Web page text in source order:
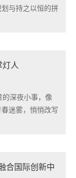
与持之以恒的拼
语成绩一次性通
灯人
深夜小事，像
迷雾，悄悄改写
束备赛匆匆离
...
合国际创新中